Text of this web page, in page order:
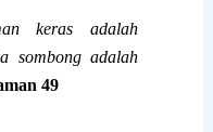
keras adalah
sombong adalah
49